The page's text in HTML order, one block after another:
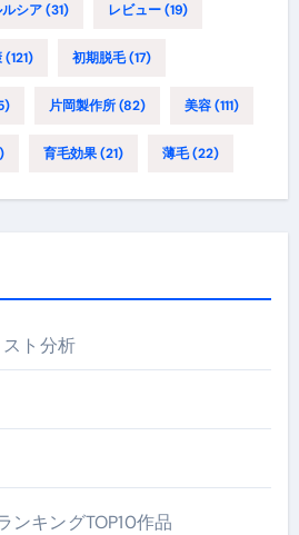
シア(31) レビュー(19)
(121) 初期脱毛(17)
片岡製作所(82) 美容(111)
育毛効果(21) 薄毛(22)
ト分析
ンキングTOP10作品